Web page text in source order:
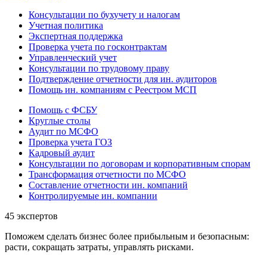
Консультации по бухучету и налогам
Учетная политика
Экспертная поддержка
Проверка учета по госконтрактам
Управленческий учет
Консультации по трудовому праву
Подтверждение отчетности для ин. аудиторов
Помощь ин. компаниям с Реестром МСП
Помощь с ФСБУ
Круглые столы
Аудит по МСФО
Проверка учета ГОЗ
Кадровый аудит
Консультации по договорам и корпоративным спорам
Трансформация отчетности по МСФО
Составление отчетности ин. компаний
Контролируемые ин. компании
45 экспертов
Поможем сделать бизнес более прибыльным и безопасным:
расти, cокращать затраты, управлять рисками.